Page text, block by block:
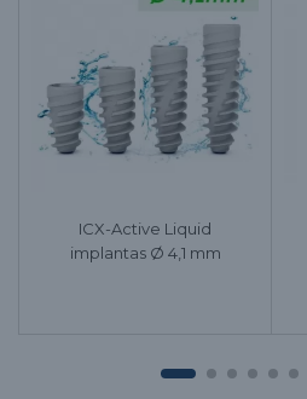
ICX-Active Liquid
implantas Ø 4,1 mm